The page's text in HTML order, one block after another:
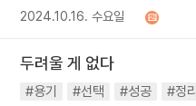
2024.10.16. 수요일
두려울 게 없다
#용기 #선택 #성공 #정리